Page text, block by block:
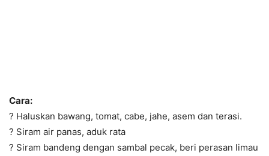
Cara:
? Haluskan bawang, tomat, cabe, jahe, asem dan terasi.
? Siram air panas, aduk rata
? Siram bandeng dengan sambal pecak, beri perasan limau